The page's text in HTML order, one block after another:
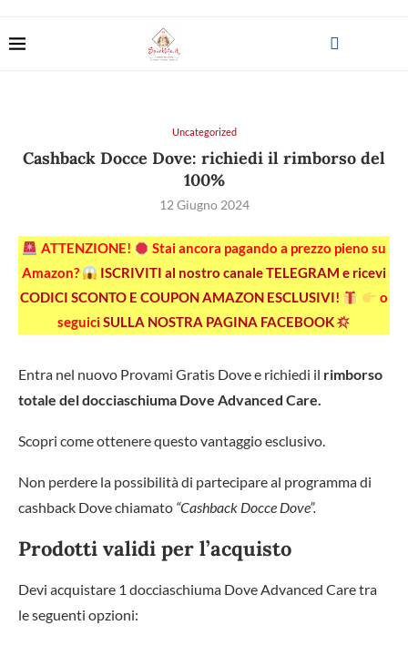
Uncategorized
Cashback Docce Dove: richiedi il rimborso del
100%
12 Giugno 2024
ATTENZIONE!
Stai ancora pagando a prezzo pieno su
Amazon?
ISCRIVITI al nostro canale TELEGRAM e ricevi
CODICI SCONTO E COUPON AMAZON ESCLUSIVI!
o
seguiciSULLA NOSTRA PAGINA FACEBOOK
Entra nel nuovo Provami Gratis Dove e richiedi il rimborso
totale del docciaschiuma Dove Advanced Care.
Scopri come ottenere questo vantaggio esclusivo.
Non perdere la possibilità di partecipare al programma di
cashback Dove chiamato “Cashback Docce Dove”.
Prodotti validi per l’acquisto
Devi acquistare 1 docciaschiuma Dove Advanced Care tra
le seguenti opzioni: